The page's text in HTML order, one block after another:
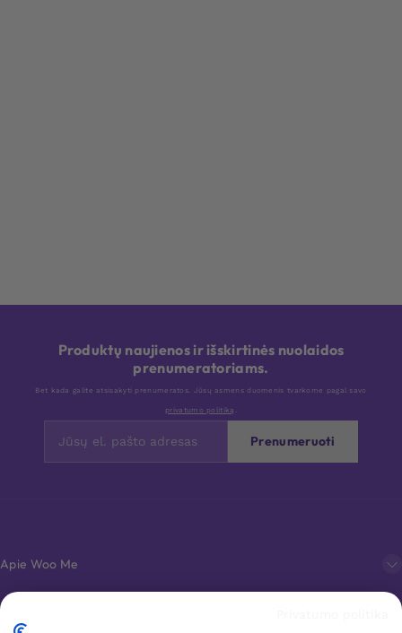
Produktų naujienos ir išskirtinės nuolaidos
prenumeratoriams.
Bet kada galite atsisakyti prenumeratos. Jūsų asmens duomenis tvarkome pagal savo
privatumo politiką
Prenumeruoti
Apie Woo Me
Klientų aptarnavimas